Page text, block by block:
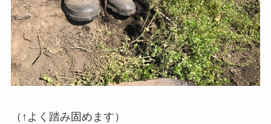
（↑よく踏み固めます）